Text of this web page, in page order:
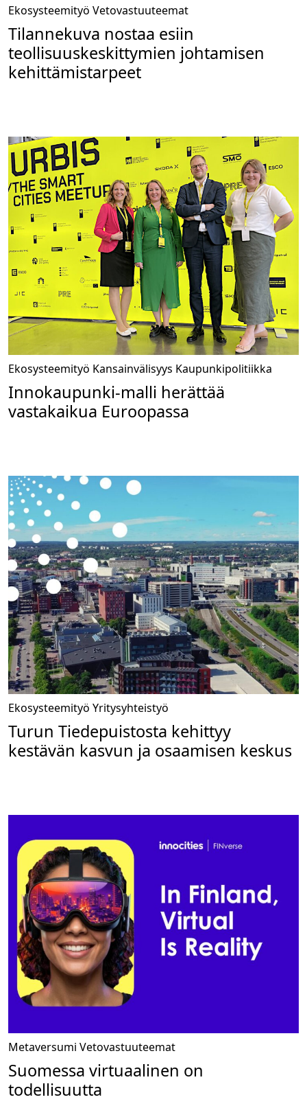
Ekosysteemityö Vetovastuuteemat
Tilannekuva nostaa esiin
teollisuuskeskittymien johtamisen
kehittämistarpeet
Ekosysteemityö Kansainvälisyys Kaupunkipolitiikka
Innokaupunki-malli herättää
vastakaikua Euroopassa
Ekosysteemityö Yritysyhteistyö
Turun Tiedepuistosta kehittyy
kestävän kasvun ja osaamisen keskus
Metaversumi Vetovastuuteemat
Suomessa virtuaalinen on
todellisuutta